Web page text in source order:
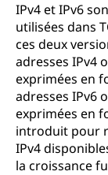
IPv4 et IPv6
utilisées dans
ces deux
adresses IPv4
exprimées en
adresses IPv6
exprimées en
introduit pour
IPv4
la croissance